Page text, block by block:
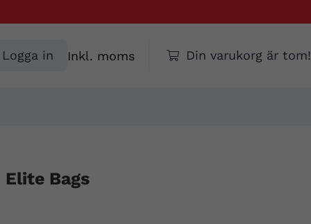
Logga in
Välj
Din varukorg är tom!
Bags